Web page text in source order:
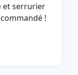
et serrurier
!